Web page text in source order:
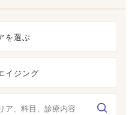
を選ぶ
イジング